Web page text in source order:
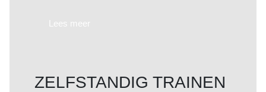
Lees meer
ZELFSTANDIG TRAINEN